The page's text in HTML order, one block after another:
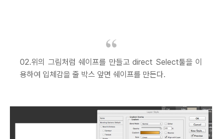
02.위의 그림처럼 쉐이프를 만들고 direct Select툴을 이
용하여 입체감을 줄 박스 앞면 쉐이프를 만든다.